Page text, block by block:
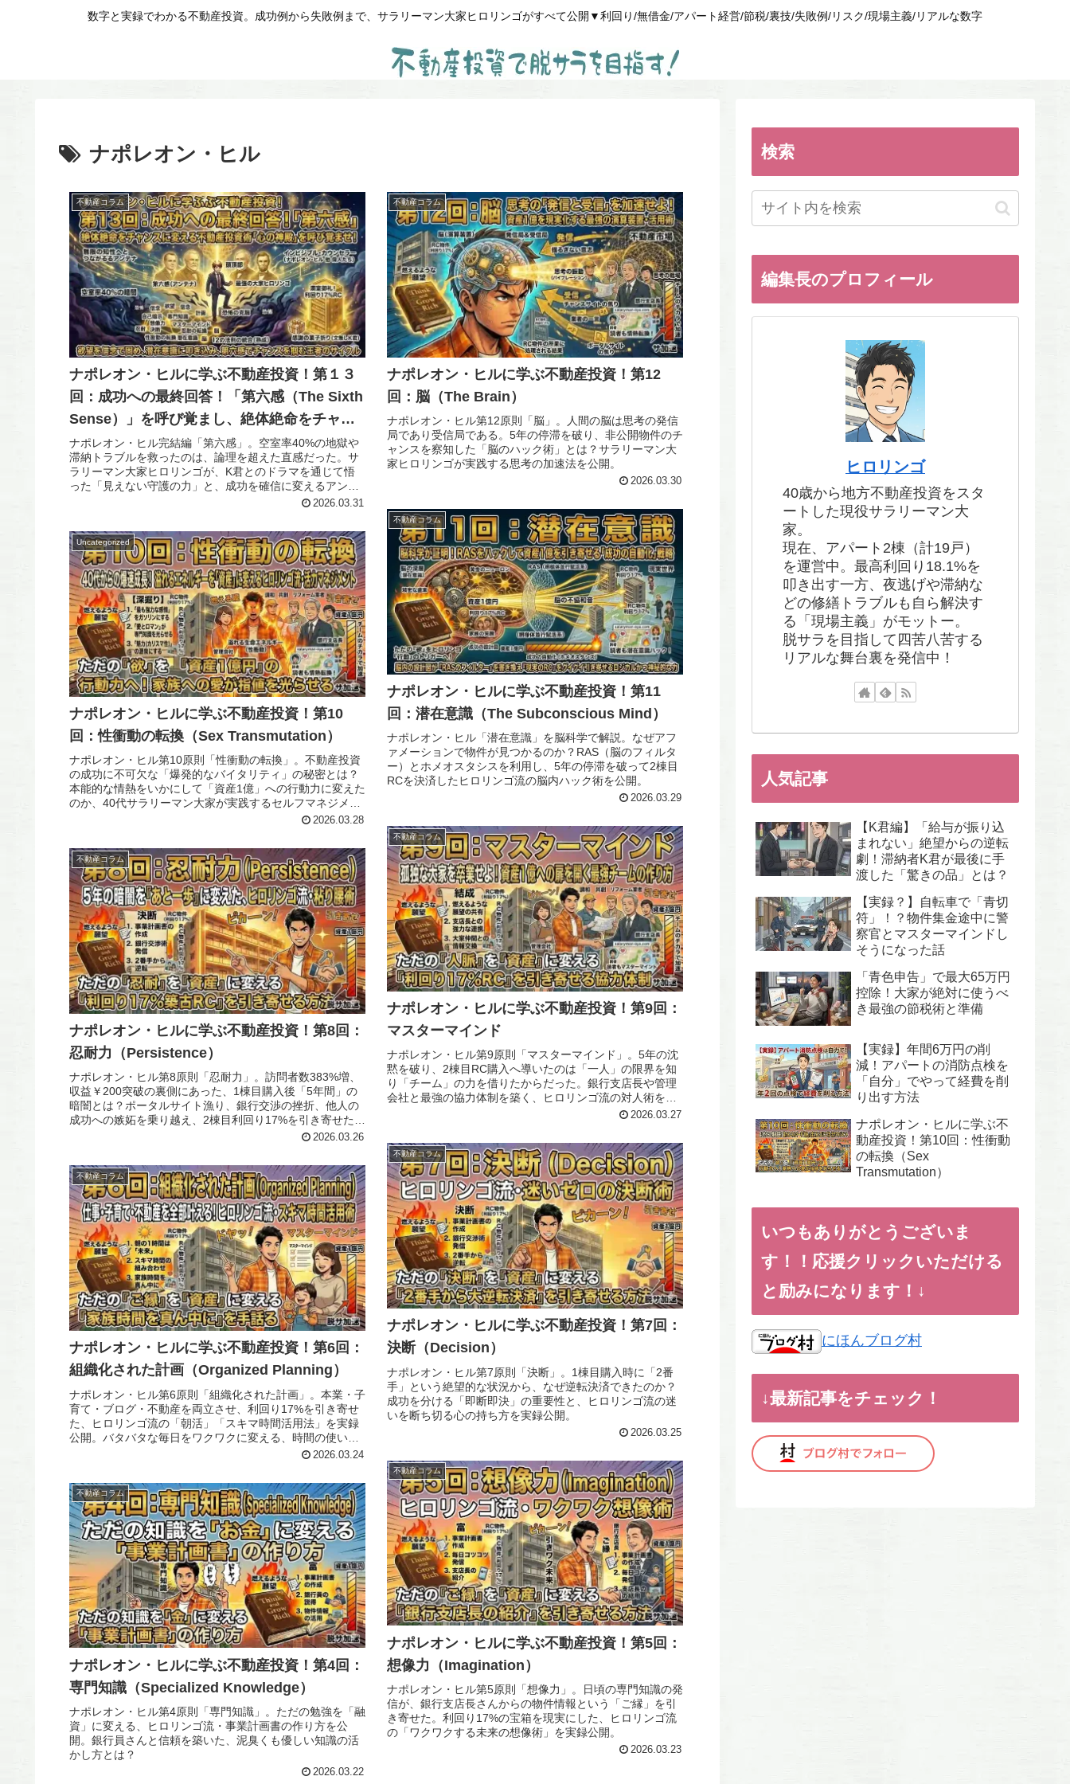
数字と実録でわかる不動産投資。成功例から失敗例まで、サラリーマン大家ヒロリンゴがすべて公開▼利回り/無借金/アパート経営/節税/裏技/失敗例/リスク/現場主義/リアルな数字
ナポレオン・ヒル
不動産コラム
ナポレオン・ヒルに学ぶ不動産投資！第１３
回：成功への最終回答！「第六感（The Sixth
Sense）」を呼び覚まし、絶体絶命をチャン
スに変える不動産投資術
ナポレオン・ヒル完結編「第六感」。空室率40%の地獄や
滞納トラブルを救ったのは、論理を超えた直感だった。サ
ラリーマン大家ヒロリンゴが、K君とのドラマを通じて悟
った「見えない守護の力」と、成功を確信に変えるアンテ
2026.03.31
不動産コラム
ナポレオン・ヒルに学ぶ不動産投資！第12
回：脳（The Brain）
ナポレオン・ヒル第12原則「脳」。人間の脳は思考の発信
局であり受信局である。5年の停滞を破り、非公開物件のチ
ャンスを察知した「脳のハック術」とは？サラリーマン大
家ヒロリンゴが実践する思考の加速法を公開。
2026.03.30
不動産コラム
ナポレオン・ヒルに学ぶ不動産投資！第11
回：潜在意識（The Subconscious Mind）
ナポレオン・ヒル「潜在意識」を脳科学で解説。なぜアフ
ァメーションで物件が見つかるのか？RAS（脳のフィルタ
ー）とホメオスタシスを利用し、5年の停滞を破って2棟目
RCを決済したヒロリンゴ流の脳内ハック術を公開。
2026.03.29
Uncategorized
ナポレオン・ヒルに学ぶ不動産投資！第10
回：性衝動の転換（Sex Transmutation）
ナポレオン・ヒル第10原則「性衝動の転換」。不動産投資
の成功に不可欠な「爆発的なバイタリティ」の秘密とは？
本能的な情熱をいかにして「資産1億」への行動力に変えた
のか、40代サラリーマン大家が実践するセルフマネジメン
2026.03.28
不動産コラム
ナポレオン・ヒルに学ぶ不動産投資！第9回：
マスターマインド
ナポレオン・ヒル第9原則「マスターマインド」。5年の沈
黙を破り、2棟目RC購入へ導いたのは「一人」の限界を知
り「チーム」の力を借りたからだった。銀行支店長や管理
会社と最強の協力体制を築く、ヒロリンゴ流の対人術を公
2026.03.27
不動産コラム
ナポレオン・ヒルに学ぶ不動産投資！第8回：
忍耐力（Persistence）
ナポレオン・ヒル第8原則「忍耐力」。訪問者数383%増、
収益￥200突破の裏側にあった、1棟目購入後「5年間」の
暗闇とは？ポータルサイト漁り、銀行交渉の挫折、他人の
成功への嫉妬を乗り越え、2棟目利回り17%を引き寄せたヒ
2026.03.26
不動産コラム
ナポレオン・ヒルに学ぶ不動産投資！第7回：
決断（Decision）
ナポレオン・ヒル第7原則「決断」。1棟目購入時に「2番
手」という絶望的な状況から、なぜ逆転決済できたのか？
成功を分ける「即断即決」の重要性と、ヒロリンゴ流の迷
いを断ち切る心の持ち方を実録公開。
2026.03.25
不動産コラム
ナポレオン・ヒルに学ぶ不動産投資！第6回：
組織化された計画（Organized Planning）
ナポレオン・ヒル第6原則「組織化された計画」。本業・子
育て・ブログ・不動産を両立させ、利回り17%を引き寄せ
た、ヒロリンゴ流の「朝活」「スキマ時間活用法」を実録
公開。バタバタな毎日をワクワクに変える、時間の使い方
2026.03.24
不動産コラム
ナポレオン・ヒルに学ぶ不動産投資！第5回：
想像力（Imagination）
ナポレオン・ヒル第5原則「想像力」。日頃の専門知識の発
信が、銀行支店長さんからの物件情報という「ご縁」を引
き寄せた。利回り17%の宝箱を現実にした、ヒロリンゴ流
の「ワクワクする未来の想像術」を実録公開。
2026.03.23
不動産コラム
ナポレオン・ヒルに学ぶ不動産投資！第4回：
専門知識（Specialized Knowledge）
ナポレオン・ヒル第4原則「専門知識」。ただの勉強を「融
資」に変える、ヒロリンゴ流・事業計画書の作り方を公
開。銀行員さんと信頼を築いた、泥臭くも優しい知識の活
かし方とは？
2026.03.22
検索
編集長のプロフィール
ヒロリンゴ
40歳から地方不動産投資をスタ
ートした現役サラリーマン大
家。
現在、アパート2棟（計19戸）
を運営中。最高利回り18.1%を
叩き出す一方、夜逃げや滞納な
どの修繕トラブルも自ら解決す
る「現場主義」がモットー。
脱サラを目指して四苦八苦する
リアルな舞台裏を発信中！
人気記事
【K君編】「給与が振り込
まれない」絶望からの逆転
劇！滞納者K君が最後に手
渡した「驚きの品」とは？
【実録？】自転車で「青切
符」！？物件集金途中に警
察官とマスターマインドし
そうになった話
「青色申告」で最大65万円
控除！大家が絶対に使うべ
き最強の節税術と準備
【実録】年間6万円の削
減！アパートの消防点検を
「自分」でやって経費を削
り出す方法
ナポレオン・ヒルに学ぶ不
動産投資！第10回：性衝動
の転換（Sex
Transmutation）
いつもありがとうございま
す！！応援クリックいただける
と励みになります！↓
にほんブログ村
↓最新記事をチェック！